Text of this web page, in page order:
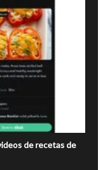
de recetas de